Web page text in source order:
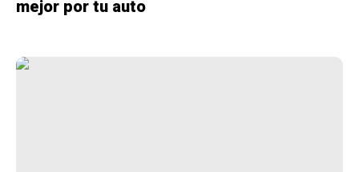
mejor por tu auto